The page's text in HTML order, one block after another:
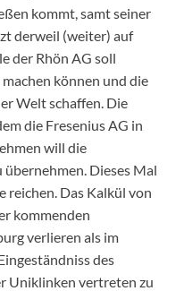
kommt, samt seiner
derweil (weiter) auf
der Rhön AG soll
können und die
Welt schaffen. Die
die Fresenius AG in
will die
Dieses Mal
reichen. Das Kalkül von
kommenden
verlieren als im
des
Uniklinken vertreten zu